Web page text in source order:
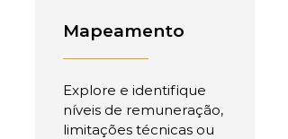
Mapeamento
Explore e identifique
níveis de remuneração,
limitações técnicas ou